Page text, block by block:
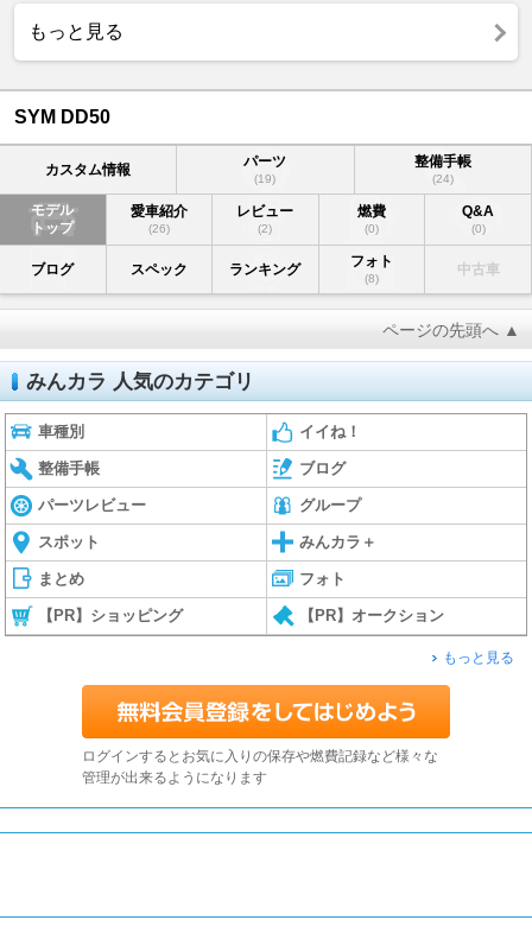
もっと見る
SYM DD50
カスタム情報 パーツ
(19)
整備手帳
(24)
モデル
トップ
愛車紹介
(26)
レビュー
(2)
燃費
(0)
Q&A
(0)
ブログ スペック ランキング フォト
(8)
中古車
ページの先頭へ ▲
みんカラ 人気のカテゴリ
車種別 イイね！
整備手帳 ブログ
パーツレビュー グループ
スポット みんカラ＋
まとめ フォト
【PR】ショッピング 【PR】オークション
もっと見る
ログインするとお気に入りの保存や燃費記録など様々な
管理が出来るようになります